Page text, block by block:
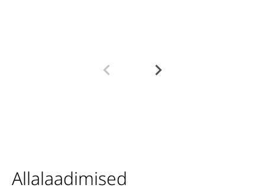
Allalaadimised